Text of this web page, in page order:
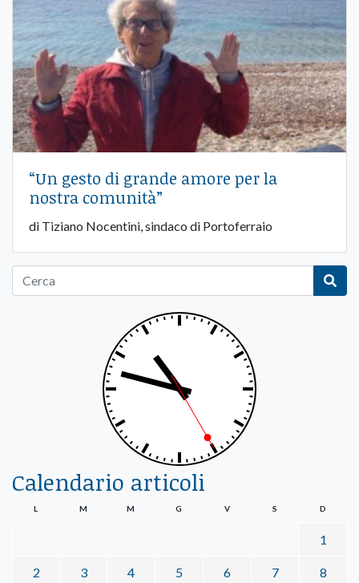
“Un gesto di grande amore per la
nostra comunità”
di Tiziano Nocentini, sindaco di Portoferraio
Calendario articoli
L M M G V S D
1
2 3 4 5 6 7 8